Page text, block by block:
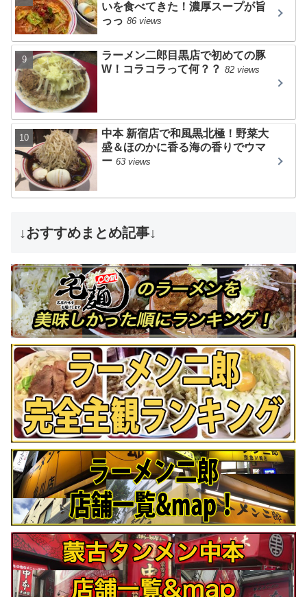
いを食べてきた！濃厚スープが旨
っっ 86 views
ラーメン二郎目黒店で初めての豚
W！コラコラって何？？ 82 views
中本 新宿店で和風黒北極！野菜大
盛＆ほのかに香る海の香りでウマ
ー 63 views
↓おすすめまとめ記事↓